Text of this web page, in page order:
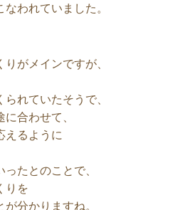
われていました。
がメインですが、
れていたそうで、
合わせて、
えるように
たとのことで、
りを
分かりますね。